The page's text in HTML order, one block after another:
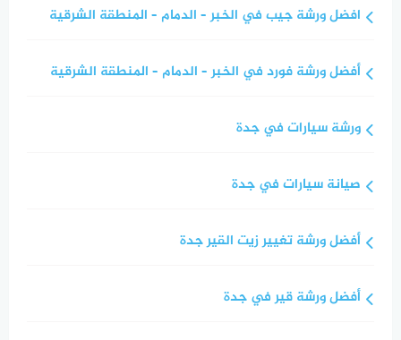
افضل ورشة جيب في الخبر – الدمام – المنطقة الشرقية
أفضل ورشة فورد في الخبر – الدمام – المنطقة الشرقية
ورشة سيارات في جدة
صيانة سيارات في جدة
أفضل ورشة تغيير زيت القير جدة
أفضل ورشة قير في جدة